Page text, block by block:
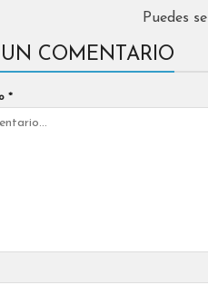
Puedes
COMENTARIO
*